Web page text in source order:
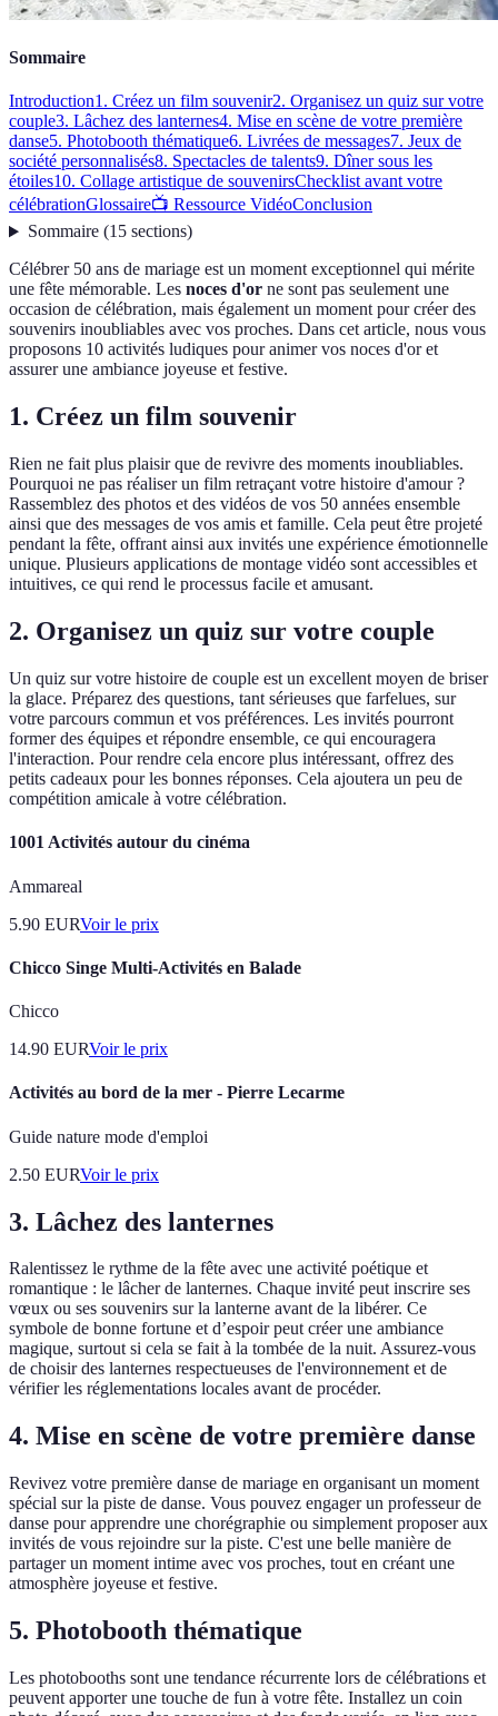
Sommaire
Introduction1. Créez un film souvenir2. Organisez un quiz sur votre
couple3. Lâchez des lanternes4. Mise en scène de votre première
danse5. Photobooth thématique6. Livrées de messages7. Jeux de
société personnalisés8. Spectacles de talents9. Dîner sous les
étoiles10. Collage artistique de souvenirsChecklist avant votre
célébrationGlossaire📺 Ressource VidéoConclusion
Sommaire(15 sections)
Célébrer 50 ans de mariage est un moment exceptionnel qui mérite
une fête mémorable. Les noces d'or ne sont pas seulement une
occasion de célébration, mais également un moment pour créer des
souvenirs inoubliables avec vos proches. Dans cet article, nous vous
proposons 10 activités ludiques pour animer vos noces d'or et
assurer une ambiance joyeuse et festive.
1. Créez un film souvenir
Rien ne fait plus plaisir que de revivre des moments inoubliables.
Pourquoi ne pas réaliser un film retraçant votre histoire d'amour ?
Rassemblez des photos et des vidéos de vos 50 années ensemble
ainsi que des messages de vos amis et famille. Cela peut être projeté
pendant la fête, offrant ainsi aux invités une expérience émotionnelle
unique. Plusieurs applications de montage vidéo sont accessibles et
intuitives, ce qui rend le processus facile et amusant.
2. Organisez un quiz sur votre couple
Un quiz sur votre histoire de couple est un excellent moyen de briser
la glace. Préparez des questions, tant sérieuses que farfelues, sur
votre parcours commun et vos préférences. Les invités pourront
former des équipes et répondre ensemble, ce qui encouragera
l'interaction. Pour rendre cela encore plus intéressant, offrez des
petits cadeaux pour les bonnes réponses. Cela ajoutera un peu de
compétition amicale à votre célébration.
1001 Activités autour du cinéma
Ammareal
5.90 EURVoir le prix
Chicco Singe Multi-Activités en Balade
Chicco
14.90 EURVoir le prix
Activités au bord de la mer - Pierre Lecarme
Guide nature mode d'emploi
2.50 EURVoir le prix
3. Lâchez des lanternes
Ralentissez le rythme de la fête avec une activité poétique et
romantique : le lâcher de lanternes. Chaque invité peut inscrire ses
vœux ou ses souvenirs sur la lanterne avant de la libérer. Ce
symbole de bonne fortune et d’espoir peut créer une ambiance
magique, surtout si cela se fait à la tombée de la nuit. Assurez-vous
de choisir des lanternes respectueuses de l'environnement et de
vérifier les réglementations locales avant de procéder.
4. Mise en scène de votre première danse
Revivez votre première danse de mariage en organisant un moment
spécial sur la piste de danse. Vous pouvez engager un professeur de
danse pour apprendre une chorégraphie ou simplement proposer aux
invités de vous rejoindre sur la piste. C'est une belle manière de
partager un moment intime avec vos proches, tout en créant une
atmosphère joyeuse et festive.
5. Photobooth thématique
Les photobooths sont une tendance récurrente lors de célébrations et
peuvent apporter une touche de fun à votre fête. Installez un coin